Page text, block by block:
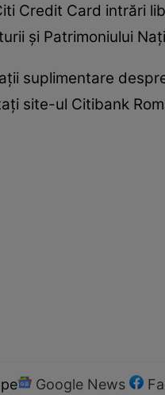
Credit Card intrări
şi Patrimoniului
suplimentare
site-ul Citibank
Google News